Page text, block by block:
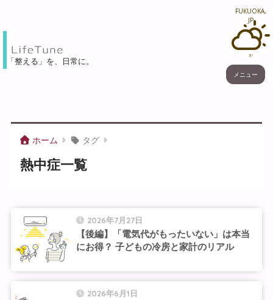
メニュー
「整える」を、⽇常に。
FUKUOKA,
JP
31°
ホーム タグ
熱中症一覧
2026年7月27日
【後編】「電気代がもったいない」は本当
にお得？ 子どもの冷房と家計のリアル
2026年6月1日